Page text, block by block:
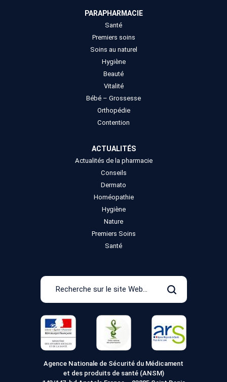
PARAPHARMACIE
Santé
Premiers soins
Soins au naturel
Hygiène
Beauté
Vitalité
Bébé – Grossesse
Orthopédie
Contention
ACTUALITÉS
Actualités de la pharmacie
Conseils
Dermato
Homéopathie
Hygiène
Nature
Premiers Soins
Santé
Recherche
le
site
Web
Rechercher
Agence Nationale de Sécurité du Médicament
et des produits de santé (ANSM)